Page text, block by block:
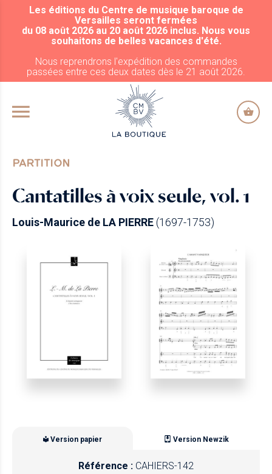
ALLER AU CONTENU PRINCIPAL
Les éditions du Centre de musique baroque de
Versailles seront fermées
du 08 août 2026 au 20 août 2026 inclus. Nous vous
souhaitons de belles vacances d'été.
Nous reprendrons l'expédition des commandes
passées entre ces deux dates dès le 21 août 2026.
PARTITION
Cantatilles à voix seule, vol. 1
Louis-Maurice de LA PIERRE(1697-1753)
Version papier Version Newzik
Référence : CAHIERS-142